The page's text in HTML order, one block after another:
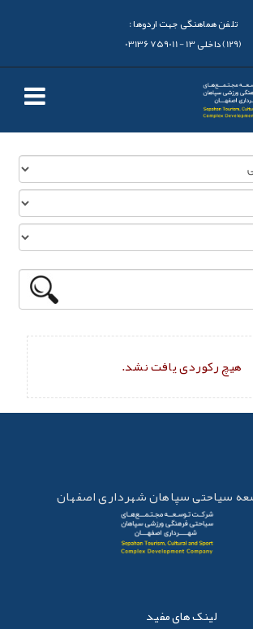
تلفن هماهنگی جهت اردوها :
هیچ رکوردی یافت نشد.
سیاحتی سپاهان شهرداری اصفهان
لینک های مفید